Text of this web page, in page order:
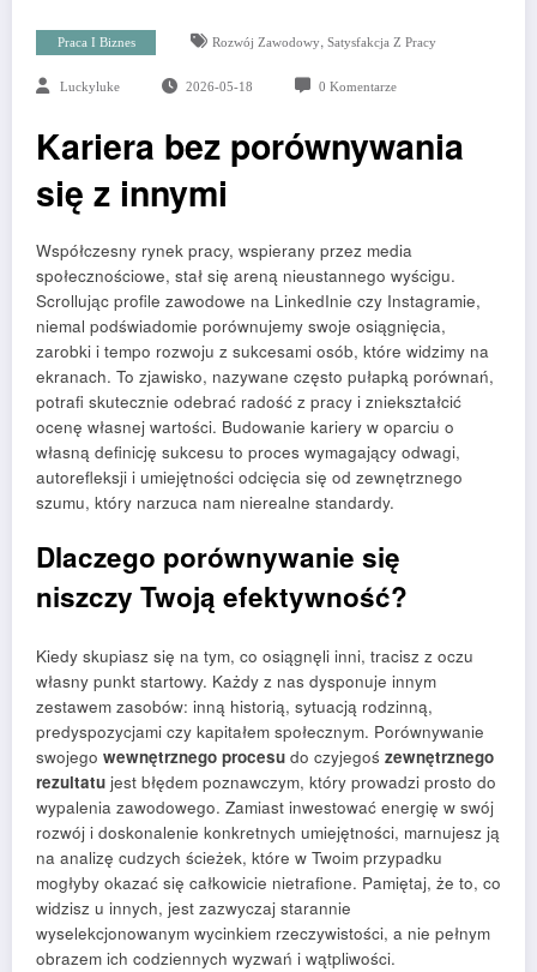
Praca I Biznes Rozwój Zawodowy, Satysfakcja Z Pracy
Luckyluke 2026-05-18 0 Komentarze
Kariera bez porównywania
się z innymi
Współczesny rynek pracy, wspierany przez media
społecznościowe, stał się areną nieustannego wyścigu.
Scrollując profile zawodowe na LinkedInie czy Instagramie,
niemal podświadomie porównujemy swoje osiągnięcia,
zarobki i tempo rozwoju z sukcesami osób, które widzimy na
ekranach. To zjawisko, nazywane często pułapką porównań,
potrafi skutecznie odebrać radość z pracy i zniekształcić
ocenę własnej wartości. Budowanie kariery w oparciu o
własną definicję sukcesu to proces wymagający odwagi,
autorefleksji i umiejętności odcięcia się od zewnętrznego
szumu, który narzuca nam nierealne standardy.
Dlaczego porównywanie się
niszczy Twoją efektywność?
Kiedy skupiasz się na tym, co osiągnęli inni, tracisz z oczu
własny punkt startowy. Każdy z nas dysponuje innym
zestawem zasobów: inną historią, sytuacją rodzinną,
predyspozycjami czy kapitałem społecznym. Porównywanie
swojego wewnętrznego procesu do czyjegoś zewnętrznego
rezultatu jest błędem poznawczym, który prowadzi prosto do
wypalenia zawodowego. Zamiast inwestować energię w swój
rozwój i doskonalenie konkretnych umiejętności, marnujesz ją
na analizę cudzych ścieżek, które w Twoim przypadku
mogłyby okazać się całkowicie nietrafione. Pamiętaj, że to, co
widzisz u innych, jest zazwyczaj starannie
wyselekcjonowanym wycinkiem rzeczywistości, a nie pełnym
obrazem ich codziennych wyzwań i wątpliwości.